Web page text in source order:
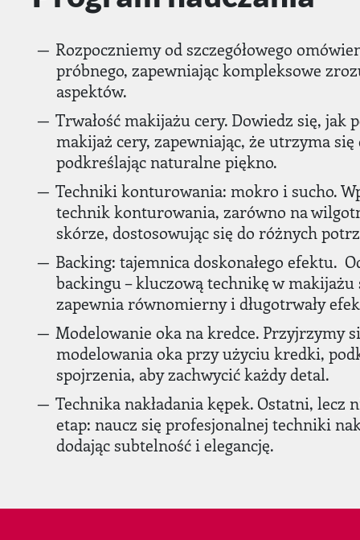
Rozpoczniemy od szczegółowego
próbnego, zapewniając kompleksowe
aspektów.
Trwałość makijażu cery. Dowiedz się, jak
makijaż cery, zapewniając, że utrzyma się
podkreślając naturalne piękno.
Techniki konturowania: mokro i sucho.
technik konturowania, zarówno na
skórze, dostosowując się do różnych
Backing: tajemnica doskonałego efektu.
backingu – kluczową technikę w
zapewnia równomierny i długotrwały
Modelowanie oka na kredce. Przyjrzymy
modelowania oka przy użyciu kredki,
spojrzenia, aby zachwycić każdy detal.
Technika nakładania kępek. Ostatni, lecz
etap: naucz się profesjonalnej techniki
dodając subtelność i elegancję.